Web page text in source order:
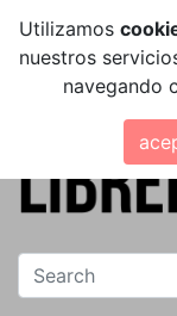
Utilizamos
nuestros
navegando